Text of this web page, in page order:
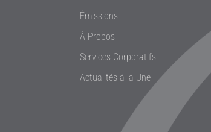
Émissions
À Propos
Services Corporatifs
Actualités à la Une